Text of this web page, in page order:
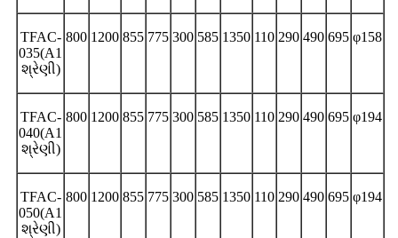
TFAC-
035(A1
શ્રેણી)
800 1200 855 775 300 585 1350 110 290 490 695 φ158
TFAC-
040(A1
શ્રેણી)
800 1200 855 775 300 585 1350 110 290 490 695 φ194
TFAC-
050(A1
શ્રેણી)
800 1200 855 775 300 585 1350 110 290 490 695 φ194